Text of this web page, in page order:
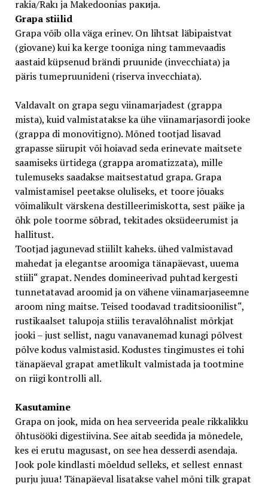
rakia/Rakı ja Makedoonias ракија.
Grapa stiilid
Grapa võib olla väga erinev. On lihtsat läbipaistvat
(giovane) kui ka kerge tooniga ning tammevaadis
aastaid küpsenud brändi pruunide (invecchiata) ja
päris tumepruunideni (riserva invecchiata).
Valdavalt on grapa segu viinamarjadest (grappa
mista), kuid valmistatakse ka ühe viinamarjasordi jooke
(grappa di monovitigno). Mõned tootjad lisavad
grapasse siirupit või hoiavad seda erinevate maitsete
saamiseks ürtidega (grappa aromatizzata), mille
tulemuseks saadakse maitsestatud grapa. Grapa
valmistamisel peetakse oluliseks, et toore jõuaks
võimalikult värskena destilleerimiskotta, sest päike ja
õhk pole toorme sõbrad, tekitades oksüdeerumist ja
hallitust.
Tootjad jagunevad stiililt kaheks. ühed valmistavad
mahedat ja elegantse aroomiga tänapäevast, uuema
stiili“ grapat. Nendes domineerivad puhtad kergesti
tunnetatavad aroomid ja on vähene viinamarjaseemne
aroom ning maitse. Teised toodavad traditsioonilist“,
rustikaalset talupoja stiilis teravalõhnalist mõrkjat
jooki – just sellist, nagu vanavanemad kunagi põlvest
põlve kodus valmistasid. Kodustes tingimustes ei tohi
tänapäeval grapat ametlikult valmistada ja tootmine
on riigi kontrolli all.
Kasutamine
Grapa on jook, mida on hea serveerida peale rikkalikku
õhtusööki digestiivina. See aitab seedida ja mõnedele,
kes ei erutu magusast, on see hea desserdi asendaja.
Jook pole kindlasti mõeldud selleks, et sellest ennast
purju juua! Tänapäeval lisatakse vahel mõni tilk grapat